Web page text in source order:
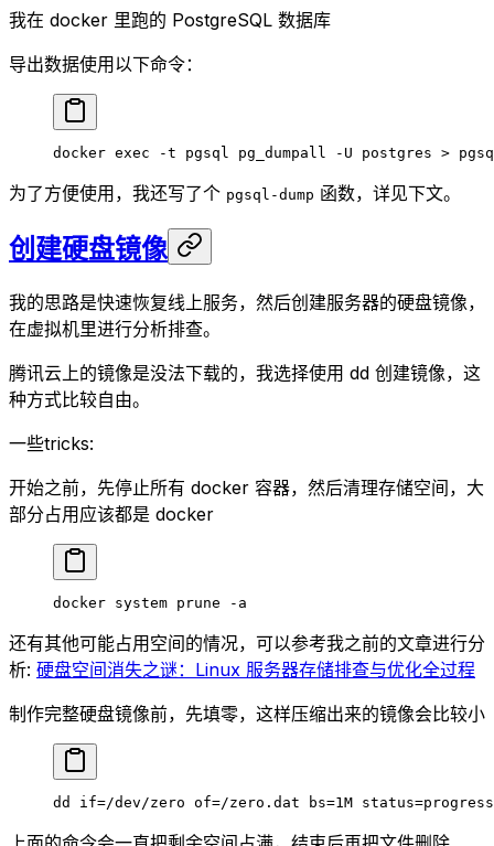
我在 docker 里跑的 PostgreSQL 数据库
导出数据使用以下命令：
docker exec -t pgsql pg_dumpall -U postgres >
为了方便使用，我还写了个 pgsql-dump 函数，详见下文。
创建硬盘镜像
我的思路是快速恢复线上服务，然后创建服务器的硬盘镜像，
在虚拟机里进行分析排查。
腾讯云上的镜像是没法下载的，我选择使用 dd 创建镜像，这
种方式比较自由。
一些tricks:
开始之前，先停止所有 docker 容器，然后清理存储空间，大
部分占用应该都是 docker
docker system prune -a
还有其他可能占用空间的情况，可以参考我之前的文章进行分
析: 硬盘空间消失之谜：Linux 服务器存储排查与优化全过程
制作完整硬盘镜像前，先填零，这样压缩出来的镜像会比较小
dd if=/dev/zero of=/zero.dat bs=1M status=progress